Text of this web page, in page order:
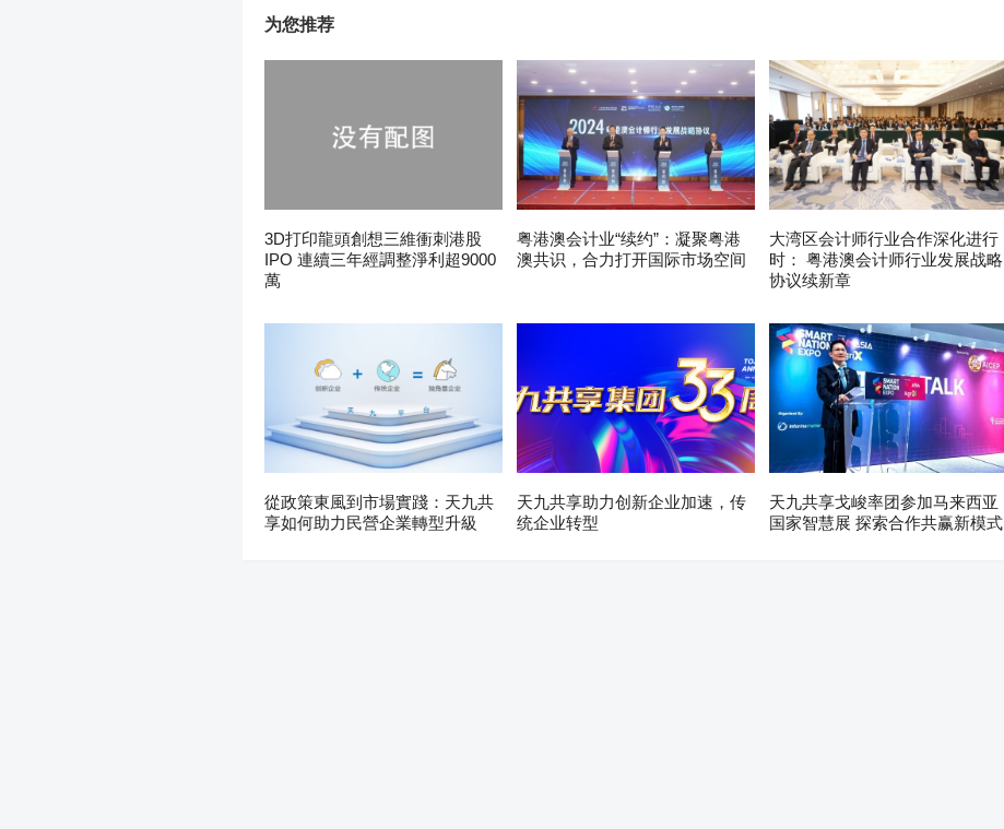
为您推荐
3D打印龍頭創想三維衝刺港股
IPO 連續三年經調整淨利超9000
萬
粤港澳会计业“续约”：凝聚粤港
澳共识，合力打开国际市场空间
大湾区会计师行业合作深化进行
时： 粤港澳会计师行业发展战略
协议续新章
從政策東風到市場實踐：天九共
享如何助力民營企業轉型升級
天九共享助力创新企业加速，传
统企业转型
天九共享戈峻率团参加马来西亚
国家智慧展 探索合作共赢新模式